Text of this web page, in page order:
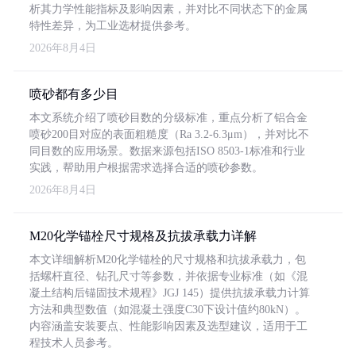
析其力学性能指标及影响因素，并对比不同状态下的金属
特性差异，为工业选材提供参考。
2026年8月4日
喷砂都有多少目
本文系统介绍了喷砂目数的分级标准，重点分析了铝合金
喷砂200目对应的表面粗糙度（Ra 3.2-6.3μm），并对比不
同目数的应用场景。数据来源包括ISO 8503-1标准和行业
实践，帮助用户根据需求选择合适的喷砂参数。
2026年8月4日
M20化学锚栓尺寸规格及抗拔承载力详解
本文详细解析M20化学锚栓的尺寸规格和抗拔承载力，包
括螺杆直径、钻孔尺寸等参数，并依据专业标准（如《混
凝土结构后锚固技术规程》JGJ 145）提供抗拔承载力计算
方法和典型数值（如混凝土强度C30下设计值约80kN）。
内容涵盖安装要点、性能影响因素及选型建议，适用于工
程技术人员参考。